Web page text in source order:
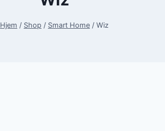
Hjem / Shop / Smart Home / Wiz